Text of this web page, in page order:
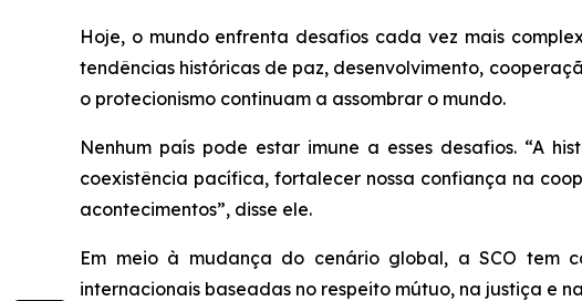
Hoje, o mundo enfrenta desafios cada vez mais
tendências históricas de paz, desenvolvimento,
o protecionismo continuam a assombrar o mundo.
Nenhum país pode estar imune a esses desafios. “A
coexistência pacífica, fortalecer nossa confiança na
acontecimentos”, disse ele.
Em meio à mudança do cenário global, a SCO tem
internacionais baseadas no respeito mútuo, na justiça e